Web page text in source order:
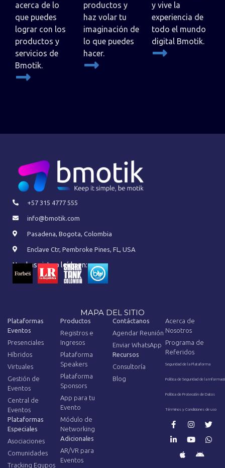
acerca de lo
que puedes
lograr con los
productos y
servicios de
Bmotik.
productos y
haz volar tu
imaginación de
lo que puedes
hacer.
y vive la
experiencia de
todo el mundo
digital Bmotik.
+57 315 4777 555
info@bmotik.com
Pasadena, Bogota, Colombia
Enclave Ctr, Pembroke Pines, FL, USA
Nos has visto o leído en:
MAPA DEL SITIO
Plataformas
Eventos
Presenciales
Híbridos
Virtuales
Gestión de
Eventos
Central de
Eventos
Plataformas
Especiales
Asociaciones
Comunidades
Tracking Equpos
Productos
Registros e
Ingresos
Plataforma
Speakers
Plataforma
Sponsors
App para tu
Evento
Módulo de
Networking
Adicionales
AR/VR para
Eventos
Contáctanos
Agendar Reunión
Enviar WhatsApp
Recursos
Consultoría
Blog
Acerca de
Nosotros
Programa de
Referidos
Seguridad de la Plataforma
Política de Seguridad de la
Política de Protección de Datos
Términos y Condiciones de uso